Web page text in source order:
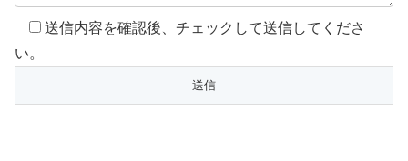
送信内容を確認後、チェックして送信してくださ
い。